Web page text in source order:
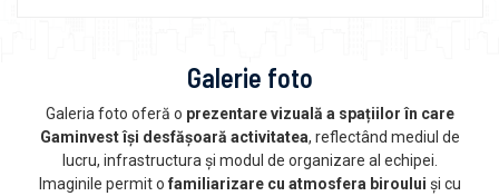
Galerie foto
Galeria foto oferă o prezentare vizuală a spațiilor în care
Gaminvest își desfășoară activitatea, reflectând mediul de
lucru, infrastructura și modul de organizare al echipei.
Imaginile permit o familiarizare cu atmosfera biroului și cu